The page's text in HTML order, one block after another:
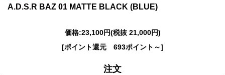
A.D.S.R BAZ 01 MATTE BLACK (BLUE)
価格:23,100円(税抜 21,000円)
[ポイント還元 693ポイント～]
注文